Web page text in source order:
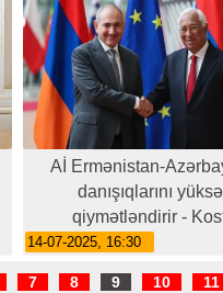
Aİ Ermənistan-
danışıqlarını
qiymətləndirir -
14-07-2025, 16:30
7 8 9 10
11